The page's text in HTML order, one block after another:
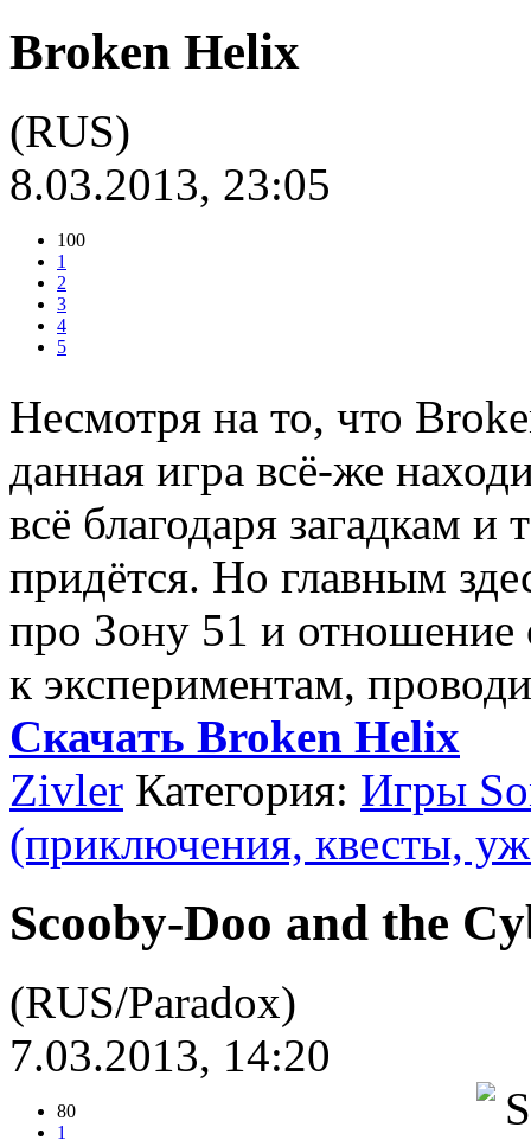
Broken Helix
(RUS)
8.03.2013, 23:05
100
1
2
3
4
5
Несмотря на то, что
данная игра всё-же
всё благодаря загадкам
придётся. Но главным
про Зону 51 и отношение
к экспериментам,
Скачать Broken Helix
Zivler Категория: Игры
(приключения, квесты,
Scooby-Doo and the
(RUS/Paradox)
7.03.2013, 14:20
80
1